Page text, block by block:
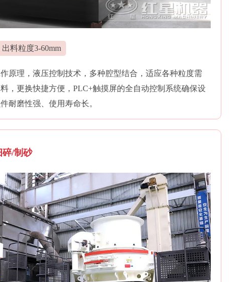
出料粒度3-60mm
原理，液压控制技术，多种腔型结合，适应各种粒度需
，更换快捷方便，PLC+触摸屏的全自动控制系统确保设
耐磨性强、使用寿命长。
碎/制砂